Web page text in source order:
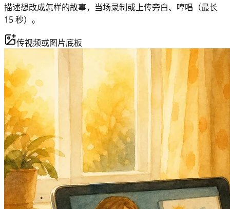
描述想改成怎样的故事，当场录制或上传旁白、哼唱（最长
15 秒）。
传视频或图片底板